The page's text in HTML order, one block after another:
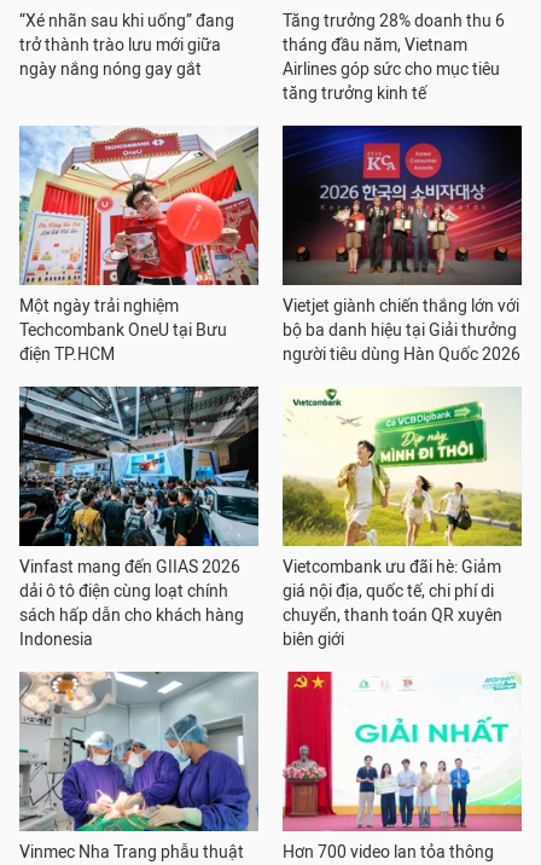
“Xé nhãn sau khi uống” đang
trở thành trào lưu mới giữa
ngày nắng nóng gay gắt
Tăng trưởng 28% doanh thu 6
tháng đầu năm, Vietnam
Airlines góp sức cho mục tiêu
tăng trưởng kinh tế
Một ngày trải nghiệm
Techcombank OneU tại Bưu
điện TP.HCM
Vietjet giành chiến thắng lớn với
bộ ba danh hiệu tại Giải thưởng
người tiêu dùng Hàn Quốc 2026
Vinfast mang đến GIIAS 2026
dải ô tô điện cùng loạt chính
sách hấp dẫn cho khách hàng
Indonesia
Vietcombank ưu đãi hè: Giảm
giá nội địa, quốc tế, chi phí di
chuyển, thanh toán QR xuyên
biên giới
Vinmec Nha Trang phẫu thuật
Hơn 700 video lan tỏa thông